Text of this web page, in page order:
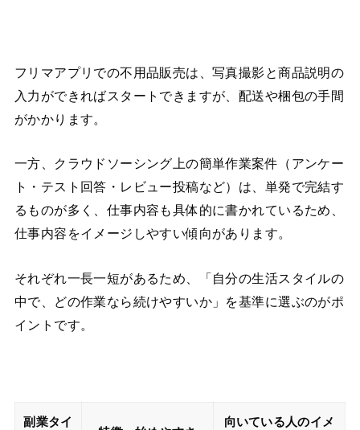
フリマアプリでの不用品販売は、写真撮影と商品説明の
入力ができればスタートできますが、配送や梱包の手間
がかかります。
一方、クラウドソーシング上の簡単作業案件（アンケー
ト・テスト回答・レビュー投稿など）は、単発で完結す
るものが多く、仕事内容も具体的に書かれているため、
仕事内容をイメージしやすい傾向があります。
それぞれ一長一短があるため、「自分の生活スタイルの
中で、どの作業なら続けやすいか」を基準に選ぶのがポ
イントです。
副業タイ
向いている人のイメ